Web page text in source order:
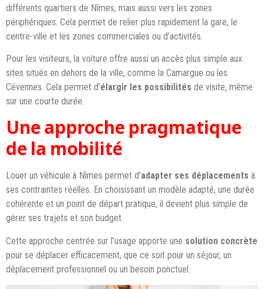
différents quartiers de Nîmes, mais aussi vers les zones
périphériques. Cela permet de relier plus rapidement la gare, le
centre-ville et les zones commerciales ou d’activités.
Pour les visiteurs, la voiture offre aussi un accès plus simple aux
sites situés en dehors de la ville, comme la Camargue ou les
Cévennes. Cela permet d’élargir les possibilités de visite, même
sur une courte durée.
Une approche pragmatique
de la mobilité
Louer un véhicule à Nîmes permet d’adapter ses déplacements à
ses contraintes réelles. En choisissant un modèle adapté, une durée
cohérente et un point de départ pratique, il devient plus simple de
gérer ses trajets et son budget.
Cette approche centrée sur l’usage apporte une solution concrète
pour se déplacer efficacement, que ce soit pour un séjour, un
déplacement professionnel ou un besoin ponctuel.